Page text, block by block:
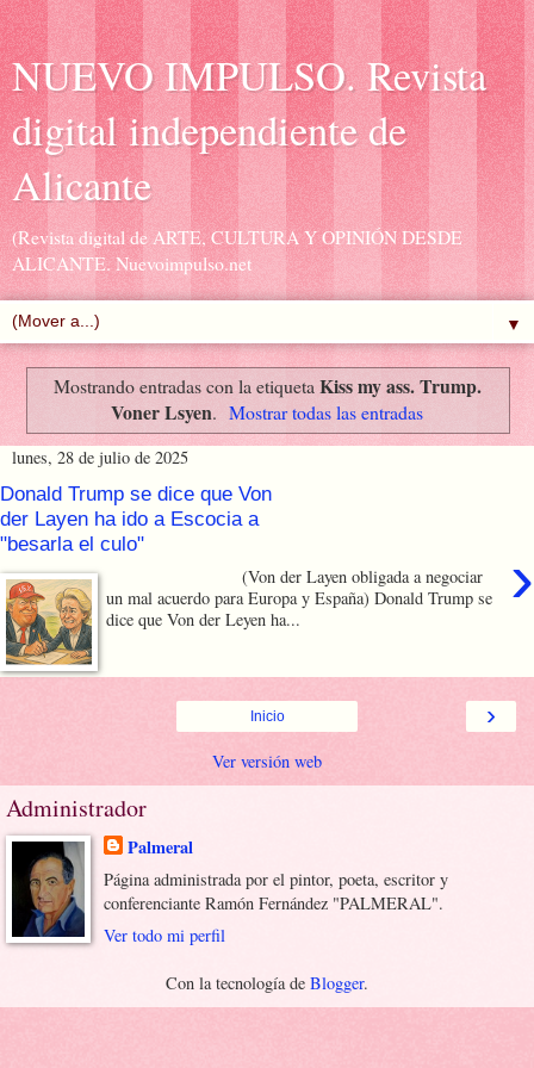
NUEVO IMPULSO. Revista
digital independiente de
Alicante
(Revista digital de ARTE, CULTURA Y OPINIÓN DESDE
ALICANTE. Nuevoimpulso.net
▼
Mostrando entradas con la etiqueta Kiss my ass. Trump.
Voner Lsyen. Mostrar todas las entradas
lunes, 28 de julio de 2025
Donald Trump se dice que Von
der Layen ha ido a Escocia a
"besarla el culo"
›
(Von der Layen obligada a negociar
un mal acuerdo para Europa y España) Donald Trump se
dice que Von der Leyen ha...
›
Inicio
Ver versión web
Administrador
Palmeral
Página administrada por el pintor, poeta, escritor y
conferenciante Ramón Fernández "PALMERAL".
Ver todo mi perfil
Con la tecnología de Blogger.